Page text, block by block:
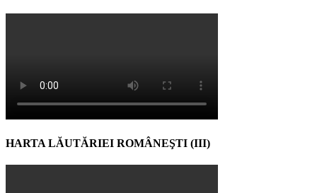
HARTA LĂUTĂRIEI ROMÂNEŞTI (III)